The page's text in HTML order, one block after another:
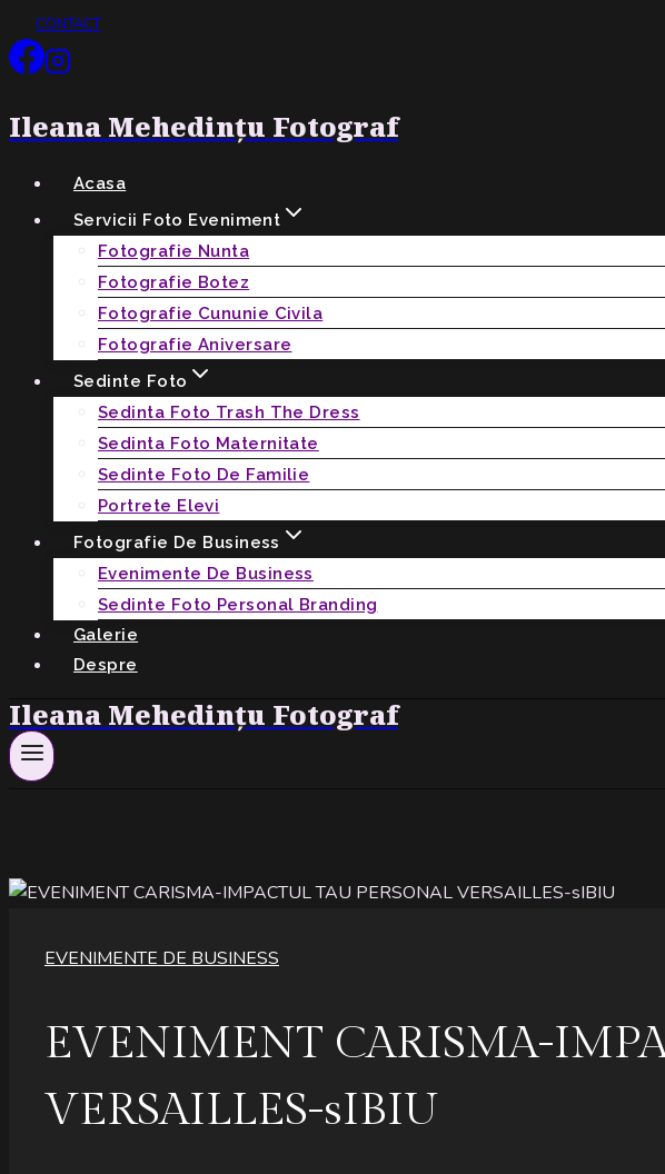
Skip
to
content
CONTACT
Ileana Mehedințu Fotograf
Acasa
Servicii Foto Eveniment
Fotografie Nunta
Fotografie Botez
Fotografie Cununie Civila
Fotografie Aniversare
Sedinte Foto
Sedinta Foto Trash The Dress
Sedinta Foto Maternitate
Sedinte Foto De Familie
Portrete Elevi
Fotografie De Business
Evenimente De Business
Sedinte Foto Personal Branding
Galerie
Despre
Ileana Mehedințu Fotograf
EVENIMENTE DE BUSINESS
EVENIMENT CARISMA-
VERSAILLES-sIBIU